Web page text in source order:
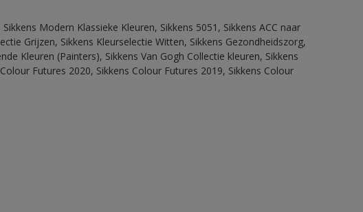
Modern Klassieke Kleuren, Sikkens 5051, Sikkens ACC naar
Grijzen, Sikkens Kleurselectie Witten, Sikkens Gezondheidszorg,
Kleuren (Painters), Sikkens Van Gogh Collectie kleuren, Sikkens
Futures 2020, Sikkens Colour Futures 2019, Sikkens Colour